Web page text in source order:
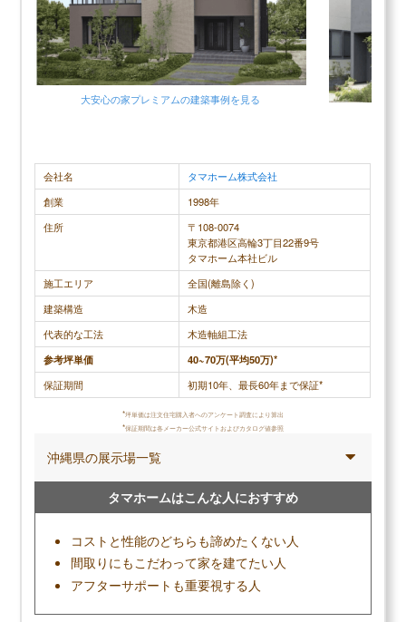
ほとんど希望していた要望を反映してもらうことが
できたので、注文住宅を依頼して本当に良かったと
思えています。ただし、当初の計画よりも若干違っ
てしまった部分があったので、その点に関してだけ
は残念に思うこともあります。しかし、一番希望し
軟な対応力にとても満足しています。値段に関して
は予算オーバーしてしまいましたが、なるべく予算
を超えないように担当の方が一生懸命努力して計画
してくれる姿を見ていたので、スタッフの接客態度
に関しては100点をあげたいくらい素晴らしいと感
じました。
た事がある
ので満足し
ソニック製
調査概要
調査方法：インターネット調査
調査対象：パナソニックホームズで注文住宅を建てた人
メリット
地震建て替え保証があるほど地震に強い家
大空間・大開口で開放的な暮らし
パナソニック製品で統一感のある空間になる
大安心の家プレミアムの建築事例を見る
会社名
タマホーム株式会社
創業
1998年
住所
〒108-0074
東京都港区高輪3丁目22番9号
タマホーム本社ビル
施工エリア
全国(離島除く)
建築構造
木造
代表的な工法
木造軸組工法
参考坪単価
40~70万(平均50万)*
保証期間
初期10年、最長60年まで保証*
*坪単価は注文住宅購入者へのアンケート調査により算出
*保証期間は各メーカー公式サイトおよびカタログ値参照
沖縄県の展示場一覧
タマホームはこんな人におすすめ
コストと性能のどちらも諦めたくない人
間取りにもこだわって家を建てたい人
アフターサポートも重要視する人